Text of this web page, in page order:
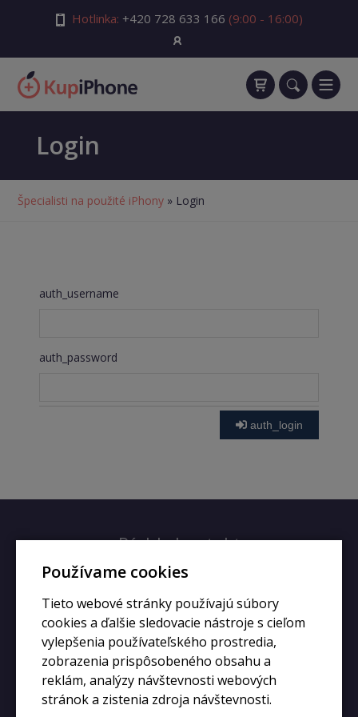
Hotlinka: +420 728 633 166 (9:00 - 16:00)
Login
Špecialisti na použité iPhony » Login
auth_username
auth_password
auth_login
Rýchly kontakt
info@kupiphone.cz
Používame cookies
Tieto webové stránky používajú súbory
cookies a ďalšie sledovacie nástroje s cieľom
vylepšenia používateľského prostredia,
zobrazenia prispôsobeného obsahu a
reklám, analýzy návštevnosti webových
stránok a zistenia zdroja návštevnosti.